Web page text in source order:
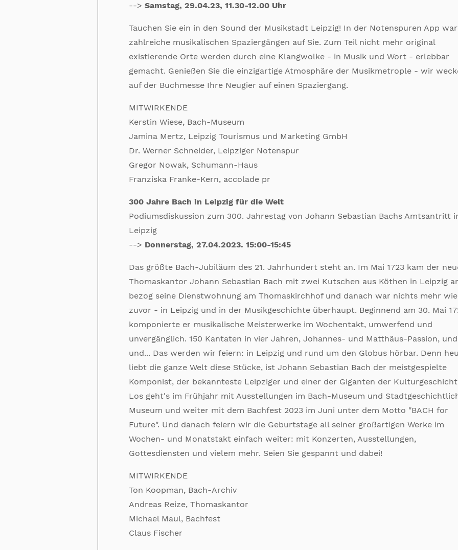
--> Samstag, 29.04.23, 11.30-12.00 Uhr
Tauchen Sie ein in den Sound der Musikstadt Leipzig! In der Notenspuren App
zahlreiche musikalischen Spaziergängen auf Sie. Zum Teil nicht mehr original
existierende Orte werden durch eine Klangwolke - in Musik und Wort - erlebbar
gemacht. Genießen Sie die einzigartige Atmosphäre der Musikmetrople - wir
auf der Buchmesse Ihre Neugier auf einen Spaziergang.
MITWIRKENDE
Kerstin Wiese, Bach-Museum
Jamina Mertz, Leipzig Tourismus und Marketing GmbH
Dr. Werner Schneider, Leipziger Notenspur
Gregor Nowak, Schumann-Haus
Franziska Franke-Kern, accolade pr
300 Jahre Bach in Leipzig für die Welt
Podiumsdiskussion zum 300. Jahrestag von Johann Sebastian Bachs Amtsantritt
Leipzig
--> Donnerstag, 27.04.2023. 15:00-15:45
Das größte Bach-Jubiläum des 21. Jahrhundert steht an. Im Mai 1723 kam der
Thomaskantor Johann Sebastian Bach mit zwei Kutschen aus Köthen in Leipzig
bezog seine Dienstwohnung am Thomaskirchhof und danach war nichts mehr wie
zuvor - in Leipzig und in der Musikgeschichte überhaupt. Beginnend am 30. Mai
komponierte er musikalische Meisterwerke im Wochentakt, umwerfend und
unvergänglich. 150 Kantaten in vier Jahren, Johannes- und Matthäus-Passion,
und... Das werden wir feiern: in Leipzig und rund um den Globus hörbar. Denn
liebt die ganze Welt diese Stücke, ist Johann Sebastian Bach der meistgespielte
Komponist, der bekannteste Leipziger und einer der Giganten der
Los geht's im Frühjahr mit Ausstellungen im Bach-Museum und
Museum und weiter mit dem Bachfest 2023 im Juni unter dem Motto "BACH for
Future". Und danach feiern wir die Geburtstage all seiner großartigen Werke im
Wochen- und Monatstakt einfach weiter: mit Konzerten, Ausstellungen,
Gottesdiensten und vielem mehr. Seien Sie gespannt und dabei!
MITWIRKENDE
Ton Koopman, Bach-Archiv
Andreas Reize, Thomaskantor
Michael Maul, Bachfest
Claus Fischer